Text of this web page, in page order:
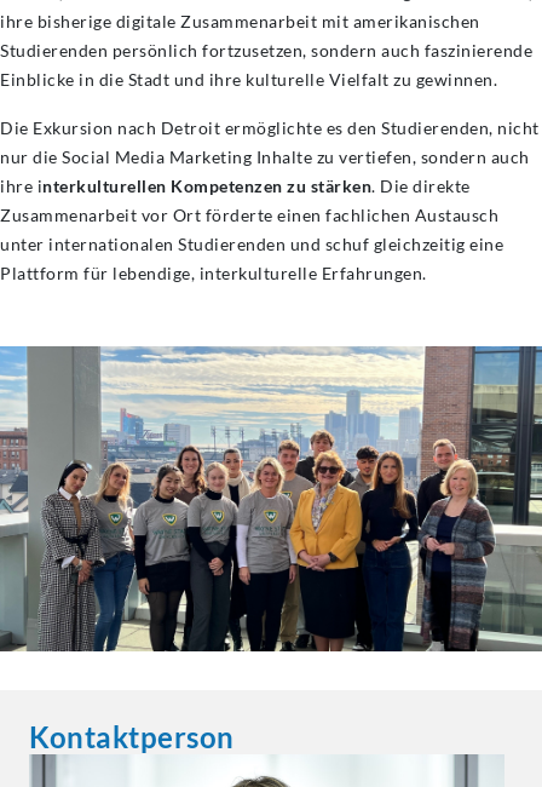
ihre bisherige digitale Zusammenarbeit mit amerikanischen
Studierenden persönlich fortzusetzen, sondern auch faszinierende
Einblicke in die Stadt und ihre kulturelle Vielfalt zu gewinnen.
Die Exkursion nach Detroit ermöglichte es den Studierenden, nicht
nur die Social Media Marketing Inhalte zu vertiefen, sondern auch
ihre interkulturellen Kompetenzen zu stärken. Die direkte
Zusammenarbeit vor Ort förderte einen fachlichen Austausch
unter internationalen Studierenden und schuf gleichzeitig eine
Plattform für lebendige, interkulturelle Erfahrungen.
Kontaktperson